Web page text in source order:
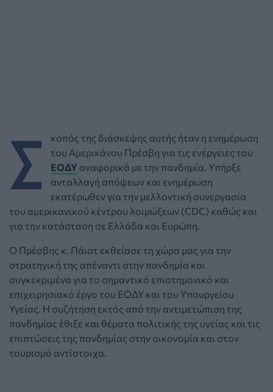
Σ
κοπός της διάσκεψης αυτής ήταν η ενημέρωση
του Αμερικάνου Πρέσβη για τις ενέργειες του
ΕΟΔΥ αναφορικά με την πανδημία. Υπήρξε
ανταλλαγή απόψεων και ενημέρωση
εκατέρωθεν για την μελλοντική συνεργασία
του αμερικανικού κέντρου λοιμώξεων (CDC) καθώς και
για την κατάσταση σε Ελλάδα και Ευρώπη.
Ο Πρέσβης κ. Πάιατ εκθείασε τη χώρα μας για την
στρατηγική της απέναντι στην πανδημία και
συγκεκριμένα για το σημαντικό επιστημονικό και
επιχειρησιακό έργο του ΕΟΔΥ και του Υπουργείου
Υγείας. Η συζήτηση εκτός από την αντιμετώπιση της
πανδημίας έθιξε και θέματα πολιτικής της υγείας και τις
επιπτώσεις της πανδημίας στην οικονομία και στον
τουρισμό αντίστοιχα.